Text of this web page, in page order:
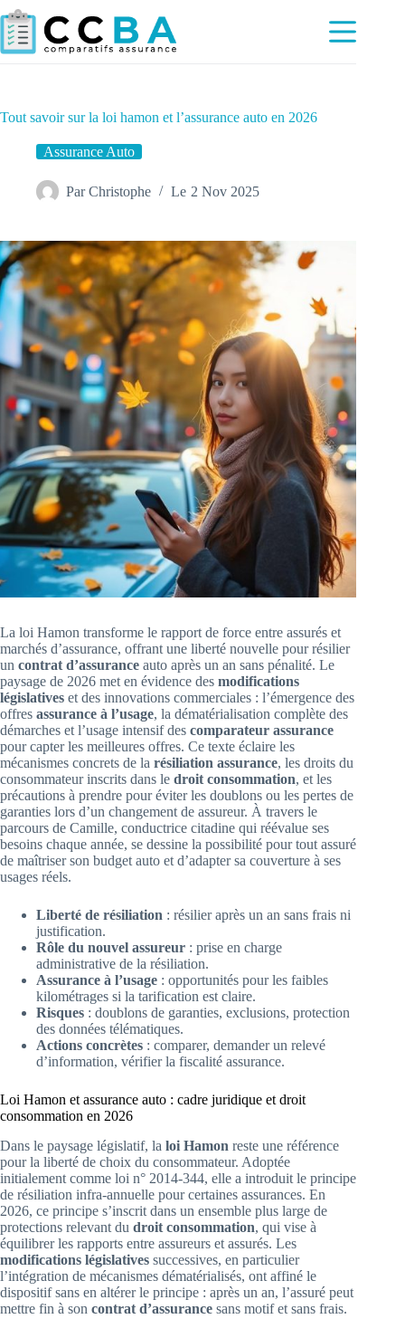
Passer
au
contenu
Tout savoir sur la loi hamon et l’assurance auto en 2026
Assurance Auto
Par Christophe Le 2 Nov 2025
La loi Hamon transforme le rapport de force entre assurés et
marchés d’assurance, offrant une liberté nouvelle pour résilier
un contrat d’assurance auto après un an sans pénalité. Le
paysage de 2026 met en évidence des modifications
législatives et des innovations commerciales : l’émergence des
offres assurance à l’usage, la dématérialisation complète des
démarches et l’usage intensif des comparateur assurance
pour capter les meilleures offres. Ce texte éclaire les
mécanismes concrets de la résiliation assurance, les droits du
consommateur inscrits dans le droit consommation, et les
précautions à prendre pour éviter les doublons ou les pertes de
garanties lors d’un changement de assureur. À travers le
parcours de Camille, conductrice citadine qui réévalue ses
besoins chaque année, se dessine la possibilité pour tout assuré
de maîtriser son budget auto et d’adapter sa couverture à ses
usages réels.
Liberté de résiliation : résilier après un an sans frais ni
justification.
Rôle du nouvel assureur : prise en charge
administrative de la résiliation.
Assurance à l’usage : opportunités pour les faibles
kilométrages si la tarification est claire.
Risques : doublons de garanties, exclusions, protection
des données télématiques.
Actions concrètes : comparer, demander un relevé
d’information, vérifier la fiscalité assurance.
Loi Hamon et assurance auto : cadre juridique et droit
consommation en 2026
Dans le paysage législatif, la loi Hamon reste une référence
pour la liberté de choix du consommateur. Adoptée
initialement comme loi n° 2014-344, elle a introduit le principe
de résiliation infra-annuelle pour certaines assurances. En
2026, ce principe s’inscrit dans un ensemble plus large de
protections relevant du droit consommation, qui vise à
équilibrer les rapports entre assureurs et assurés. Les
modifications législatives successives, en particulier
l’intégration de mécanismes dématérialisés, ont affiné le
dispositif sans en altérer le principe : après un an, l’assuré peut
mettre fin à son contrat d’assurance sans motif et sans frais.